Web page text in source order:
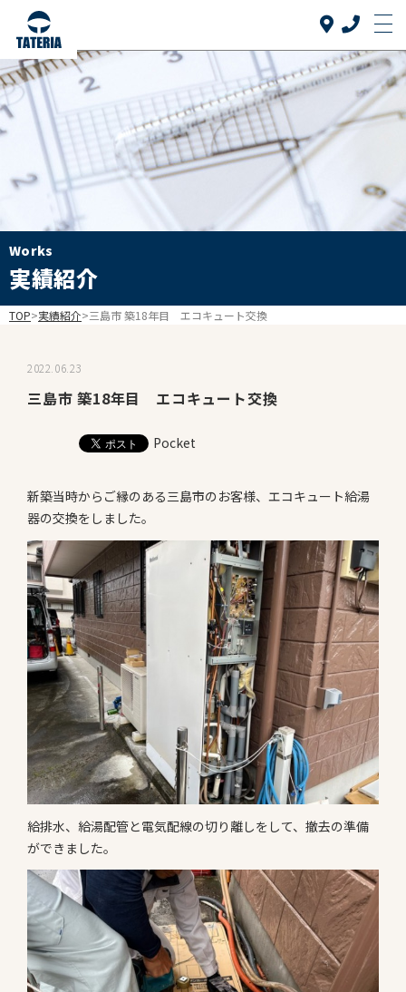
Top
トップ
当社について
About us
リフォーム品目
介護リフォーム
Works
FAQ
お知らせ
会社案内
Company
お問い合わせ
Works
実績紹介
TOP>実績紹介>三島市 築18年目 エコキュート交換
2022.06.23
三島市 築18年目 エコキュート交換
Pocket
新築当時からご縁のある三島市のお客様、エコキュート給湯
器の交換をしました。
給排水、給湯配管と電気配線の切り離しをして、撤去の準備
ができました。